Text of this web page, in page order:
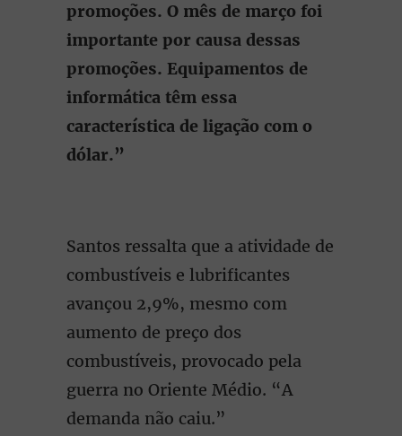
promoções. O mês de março foi
importante por causa dessas
promoções. Equipamentos de
informática têm essa
característica de ligação com o
dólar.”
Santos ressalta que a atividade de
combustíveis e lubrificantes
avançou 2,9%, mesmo com
aumento de preço dos
combustíveis, provocado pela
guerra no Oriente Médio. “A
demanda não caiu.”